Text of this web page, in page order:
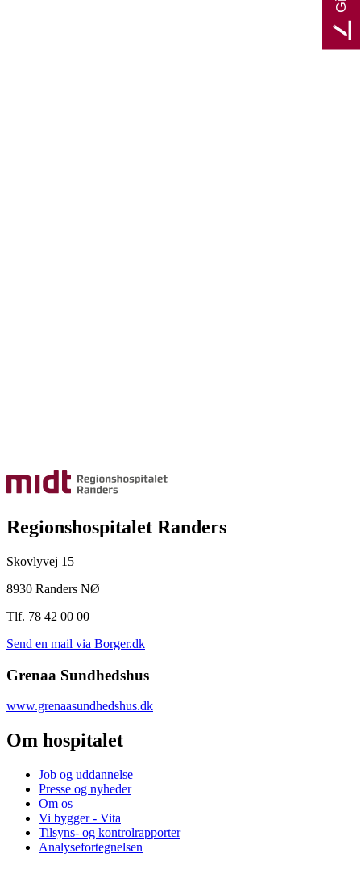
Regionshospitalet Randers
Skovlyvej 15
8930 Randers NØ
Tlf. 78 42 00 00
Send en mail via Borger.dk
Grenaa Sundhedshus
www.grenaasundhedshus.dk
Om hospitalet
Job og uddannelse
Presse og nyheder
Om os
Vi bygger - Vita
Tilsyns- og kontrolrapporter
Analysefortegnelsen